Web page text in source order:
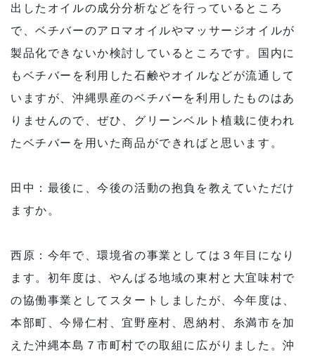
出したオイルの成分分析などを行っているところ
で、ベチバーのアロマオイルやマッサージオイルが
製品化できないか検討しているところです。国内に
もベチバーを利用した石鹸やオイルなどが流通して
いますが、沖縄県産のベチバーを利用したものはあ
りませんので、ぜひ、グリーンベルト植栽に使われ
たベチバーを用いた商品ができればと思います。
田中：最後に、今後の活動の抱負を教えていただけ
ますか。
西原：今年で、環境省の事業としては３年目になり
ます。初年度は、やんばる地域の東村と大宜味村で
の協働事業としてスタートしましたが、今年度は、
本部町、今帰仁村、宜野座村、恩納村、糸満市を加
えた沖縄本島７市町村での取組に広がりました。沖